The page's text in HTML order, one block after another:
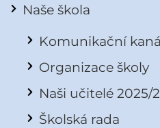
Naše škola
Komunikační
Organizace školy
Naši učitelé 2025/
Školská rada